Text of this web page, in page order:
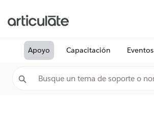
Apoyo Capacitación Eventos